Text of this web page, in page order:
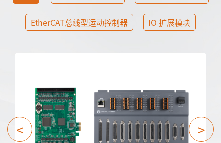
EtherCAT总线型运动控制器 IO 扩展模块
< >